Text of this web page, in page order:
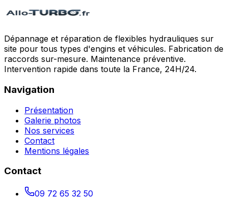
Dépannage et réparation de flexibles hydrauliques sur
site pour tous types d'engins et véhicules. Fabrication de
raccords sur-mesure. Maintenance préventive.
Intervention rapide dans toute la France, 24H/24.
Navigation
Présentation
Galerie photos
Nos services
Contact
Mentions légales
Contact
09 72 65 32 50